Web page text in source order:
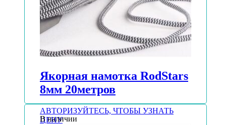
Якорная намотка RodStars
8мм 20метров
АВТОРИЗУЙТЕСЬ, ЧТОБЫ УЗНАТЬ
ЦЕНУ
В наличии